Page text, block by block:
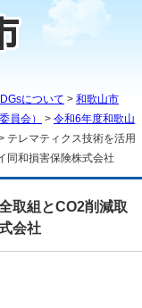
について > 和歌山市
員会）
> 令和6年度和歌山
テレマティクス技術を活用
同和損害保険株式会社
取組とCO2削減取
会社